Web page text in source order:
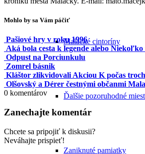
Malacké cintoríny
Ďalšie pozoruhodné
Zaniknuté pamiatky
Mohlo by sa Vám páčiť
Pašiové hry v roku 1996
Aká bola cesta k legende alebo
Odpust na Porciunkulu
Zomrel básnik
Kláštor zlikvidovali Akciou K počas
Olšovský a Dérer čestnými občanmi
0 komentárov
Zanechajte komentár
Chcete sa pripojiť k diskusii?
Neváhajte prispieť!